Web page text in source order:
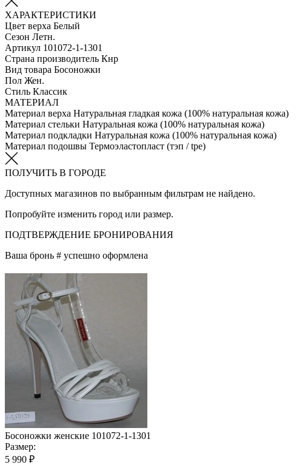
ХАРАКТЕРИСТИКИ
Цвет верха Белый
Сезон Летн.
Артикул 101072-1-1301
Страна производитель Кнр
Вид товара Босоножки
Пол Жен.
Стиль Классик
МАТЕРИАЛ
Материал верха Натуральная гладкая кожа (100% натуральная кожа)
Материал стельки Натуральная кожа (100% натуральная кожа)
Материал подкладки Натуральная кожа (100% натуральная кожа)
Материал подошвы Термоэластопласт (тэп / tpe)
ПОЛУЧИТЬ В ГОРОДЕ
Доступных магазинов по выбранным фильтрам не найдено.
Попробуйте изменить город или размер.
ПОДТВЕРЖДЕНИЕ БРОНИРОВАНИЯ
Ваша бронь # успешно оформлена
Босоножки женские 101072-1-1301
Размер:
5 990 ₽